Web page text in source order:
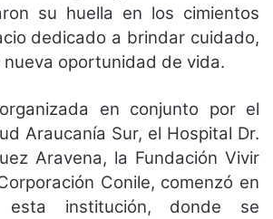
su huella en los cimientos
dedicado a brindar cuidado,
nueva oportunidad de vida.
en conjunto por el
Araucanía Sur, el Hospital Dr.
Aravena, la Fundación Vivir
Conile, comenzó en
institución, donde se